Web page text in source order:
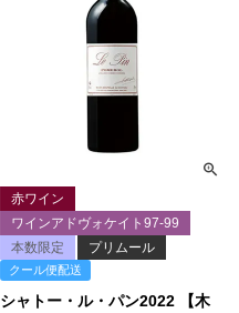
シャトー・ル・パン2022 【木
赤ワイン
ワインアドヴォケイト97-99
本数限定
プリムール
クール便配送